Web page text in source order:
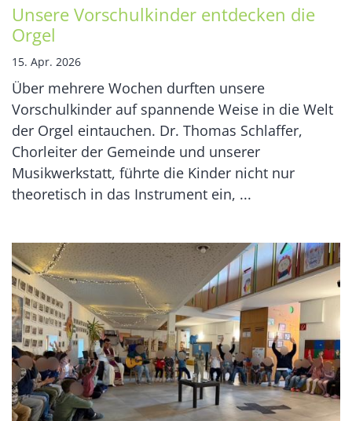
Unsere Vorschulkinder entdecken die
Orgel
15. Apr. 2026
Über mehrere Wochen durften unsere
Vorschulkinder auf spannende Weise in die Welt
der Orgel eintauchen. Dr. Thomas Schlaffer,
Chorleiter der Gemeinde und unserer
Musikwerkstatt, führte die Kinder nicht nur
theoretisch in das Instrument ein, ...